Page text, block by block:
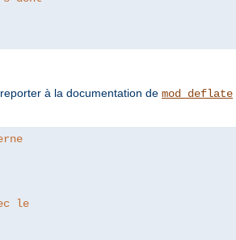
à la documentation de mod_deflate
le